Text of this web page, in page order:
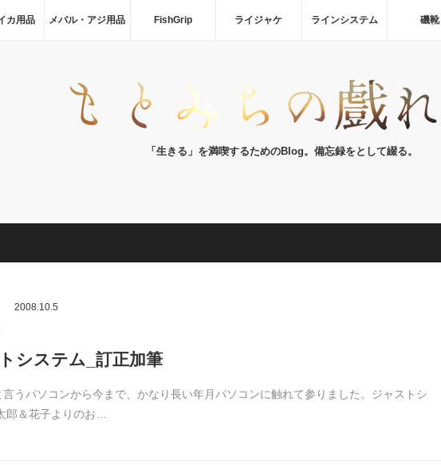
カ用品 メバル・アジ用品 FishGrip ライジャケ ラインシステム 磯靴
「生きる」を満喫するためのBlog。備忘録をとして綴る。
2008.10.5
システム_訂正加筆
うパソコンから今まで、かなり長い年月パソコンに触れて参りました。ジャストシ
郎＆花子よりのお…